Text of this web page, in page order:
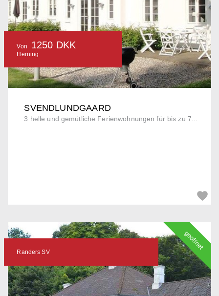
SVENDLUNDGAARD
3 helle und gemütliche Ferienwohnungen für bis zu 7...
Von 1250 DKK
Herning
Randers SV
geöffnet